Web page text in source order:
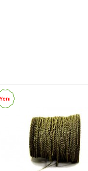
Yeni